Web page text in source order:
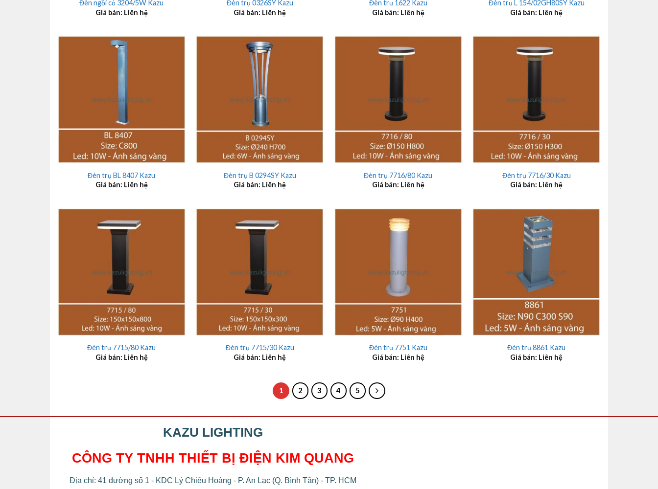
Đèn ngồi cỏ 3204/5W Kazu
Giá bán: Liên hệ
Đèn trụ 0326SY Kazu
Giá bán: Liên hệ
Đèn trụ 1622 Kazu
Giá bán: Liên hệ
Đèn trụ L 154/02GH80SY Kazu
Giá bán: Liên hệ
Đèn trụ BL 8407 Kazu
Giá bán: Liên hệ
Đèn trụ B 0294SY Kazu
Giá bán: Liên hệ
Đèn trụ 7716/80 Kazu
Giá bán: Liên hệ
Đèn trụ 7716/30 Kazu
Giá bán: Liên hệ
Đèn trụ 7715/80 Kazu
Giá bán: Liên hệ
Đèn trụ 7715/30 Kazu
Giá bán: Liên hệ
Đèn trụ 7751 Kazu
Giá bán: Liên hệ
+
Đèn trụ 8861 Kazu
Giá bán: Liên hệ
1 2 3 4 5
KAZU LIGHTING
CÔNG TY TNHH THIẾT BỊ ĐIỆN KIM QUANG
Địa chỉ: 41 đường số 1 - KDC Lý Chiêu Hoàng - P. An Lạc (Q. Bình Tân) - TP. HCM